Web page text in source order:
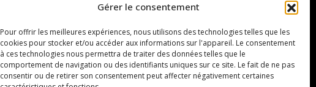
Gérer le consentement
Pour offrir les meilleures expériences, nous utilisons des technologies telles que les
cookies pour stocker et/ou accéder aux informations sur l'appareil. Le consentement
à ces technologies nous permettra de traiter des données telles que le
comportement de navigation ou des identifiants uniques sur ce site. Le fait de ne pas
consentir ou de retirer son consentement peut affecter négativement certaines